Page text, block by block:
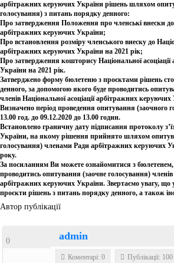
арбітражних керуючих України рішень шляхом
голосування) з питань порядку денного:
Про затвердження Положення про членські внески до
арбітражних керуючих України;
Про встановлення розміру членського внеску до
арбітражних керуючих України на 2021 рік;
Про затвердження кошторису Національної
України на 2021 рік.
Затверджено форму бюлетеню з проєктами рішень
денного, за допомогою якого буде проводитись
членів Національної асоціації арбітражних
Визначено період проведення опитування (заочного
13.00 год. до 09.12.2020 до 13.00 годин.
Встановлено граничну дату підписання протоколу
України, на якому рішення прийнято шляхом
голосування) членами Ради арбітражних керуючих
року.
За посиланням Ви можете ознайомитися з бюлетенем,
проводитись опитування (заочне голосування) членів
арбітражних керуючих України. Звертаємо увагу, що
проєкти рішень з питань порядку денного, а також
Автор публікації
admin
0
Коментарі: 0 Публікації: 100